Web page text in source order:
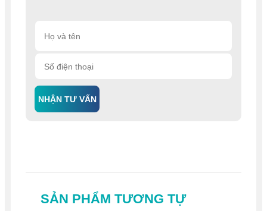
NHẬN TƯ VẤN
SẢN PHẨM TƯƠNG TỰ